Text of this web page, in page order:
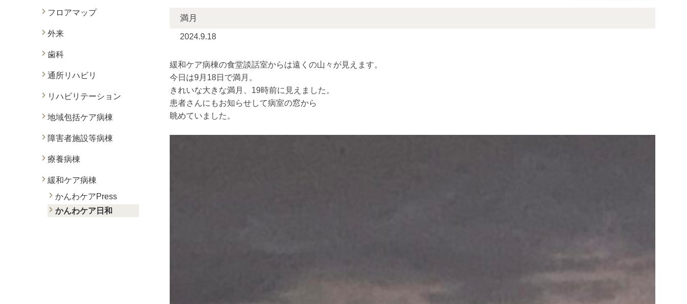
フロアマップ
外来
歯科
通所リハビリ
リハビリテーション
地域包括ケア病棟
障害者施設等病棟
療養病棟
緩和ケア病棟
かんわケアPress
かんわケア日和
満月
2024.9.18
緩和ケア病棟の食堂談話室からは遠くの山々が見えます。
今日は9月18日で満月。
きれいな大きな満月、19時前に見えました。
患者さんにもお知らせして病室の窓から
眺めていました。